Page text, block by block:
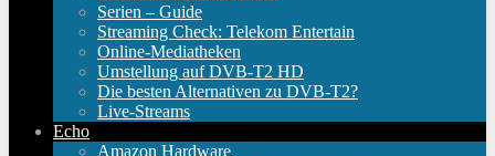
Serien – Guide
Streaming Check: Telekom Entertain
Online-Mediatheken
Umstellung auf DVB-T2 HD
Die besten Alternativen zu DVB-T2?
Live-Streams
Echo
Amazon Hardware